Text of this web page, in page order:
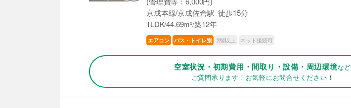
京成本線/京成佐倉駅 徒歩15分
1LDK/44.69m²/築12年
エアコン バス・トイレ別 2階以上 ネット接続可
空室状況・初期費用・間取り・設備・周辺環境など
ご質問承ります！お気軽にお問合せください！